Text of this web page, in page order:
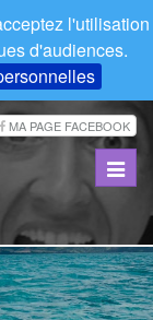
l'utilisation
d'audiences.
MA PAGE FACEBOOK